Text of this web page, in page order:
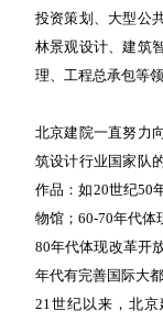
投资策划、大型公
林景观设计、建筑
理、工程总承包等领
北京建院一直努力
筑设计行业国家队
作品：如20世纪50
物馆；60-70年代体
80年代体现改革开
年代有完善国际大
21世纪以来，北